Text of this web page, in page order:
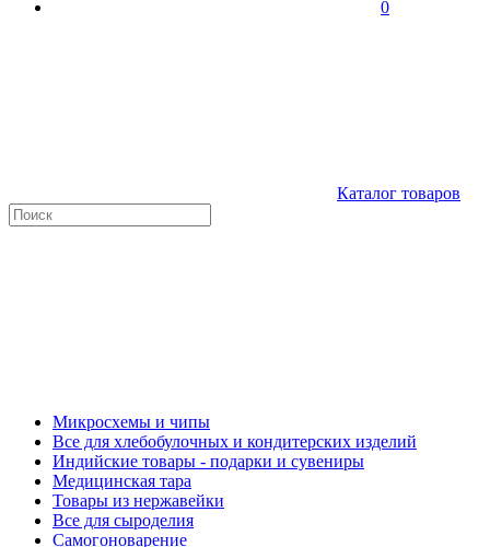
0
Каталог товаров
Микросхемы и чипы
Все для хлебобулочных и кондитерских изделий
Индийские товары - подарки и сувениры
Медицинская тара
Товары из нержавейки
Все для сыроделия
Самогоноварение